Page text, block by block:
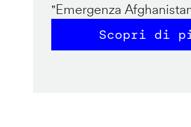
"Emergenza
Scopri di